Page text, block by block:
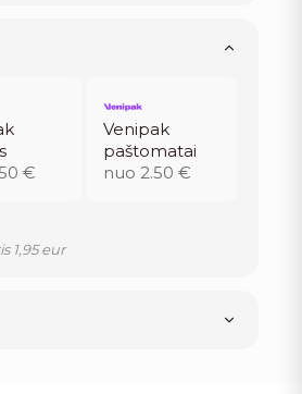
€
Venipak
paštomatai
nuo 2.50 €
1,95 eur